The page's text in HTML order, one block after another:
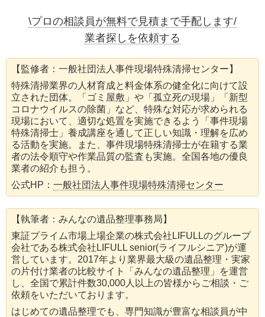
\プロの相談員が無料で見積まで手配します/
業者探しを依頼する
【監修者：一般社団法人事件現場特殊清掃センター】
特殊清掃業界の人材育成と料金体系の健全化に向けて設
立された団体。「ゴミ屋敷」や「孤立死の現場」「新型
コロナウイルスの除菌」など、特殊な対応が求められる
現場において、適切な処置を実施できるよう「事件現場
特殊清掃士」養成講座を通して正しい知識・理解を広め
る活動を実施。また、事件現場特殊清掃士が在籍する業
者の法令順守や作業品質の監査も実施。全国各地の優良
業者の紹介も担う。
公式HP： 一般社団法人事件現場特殊清掃センター
【執筆者：みんなの遺品整理事務局】
東証プライム市場上場企業の株式会社LIFULLのグループ
会社である株式会社LIFULL senior(ライフルシニア)が運
営しています。2017年より業界最大級の遺品整理・実家
の片付け業者の比較サイト「みんなの遺品整理」を運営
し、全国で累計件数30,000人以上の皆様からご相談・ご
依頼をいただいております。
はじめての遺品整理でも、専門知識が豊富な相談員が中